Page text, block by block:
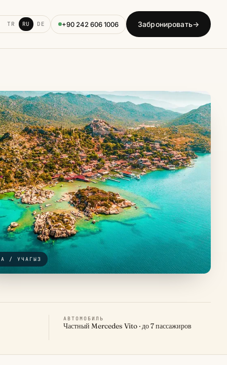
TR RU DE +90 242 606 1006 Забронировать→
/ Учагыз
/ УЧАГЫЗ
АВТОМОБИЛЬ
Частный Mercedes Vito · до 7 пассажиров